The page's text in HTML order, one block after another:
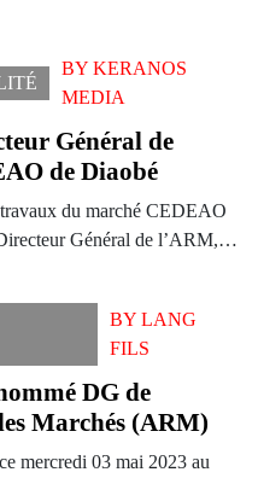
BY KERANOS
MEDIA
Général de
de Diaobé
du marché CEDEAO
Général de l’ARM,…
BY LANG
FILS
DG de
Marchés (ARM)
mercredi 03 mai 2023 au